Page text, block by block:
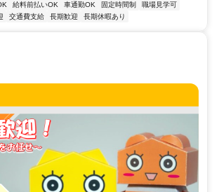
給料前払いOK 車通勤OK 固定時間制
職場見学可
交通費支給 長期歓迎 長期休暇あり